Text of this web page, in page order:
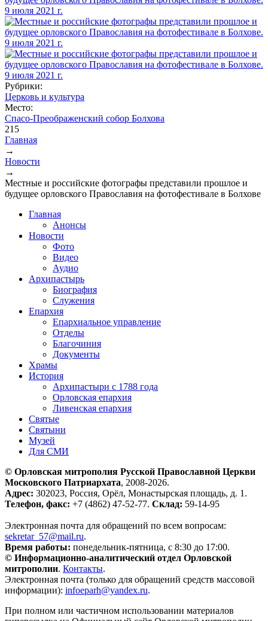
Рубрики:
Церковь и культура
Место:
Спасо-Преображенский собор Болхова
215
Вы здесь
Главная
→
Новости
→
Местные и российские фотографы представили прошлое и
будущее орловского Православия на фотофестивале в Болхове
Главная
Анонсы
Новости
Фото
Видео
Аудио
Архипастырь
Биография
Служения
Епархия
Епархиальное управление
Отделы
Благочиния
Документы
Храмы
История
Архипастыри с 1788 года
Орловская епархия
Ливенская епархия
Святые
Святыни
Музей
Для СМИ
© Орловская митрополия Русской Православной Церкви
Московского Патриархата, 2008-2026.
Адрес: 302023, Россия, Орёл, Монастырская площадь, д. 1.
Телефон, факс: +7 (4862) 47-52-77. Склад: 59-14-95
Электронная почта для обращений по всем вопросам:
sekretar_57@mail.ru.
Время работы: понедельник-пятница, с 8:30 до 17:00.
© Информационно-аналитический отдел Орловской
митрополии. Контакты.
Электронная почта (только для обращений средств массовой
информации): infoeparh@yandex.ru.
При полном или частичном использовании материалов